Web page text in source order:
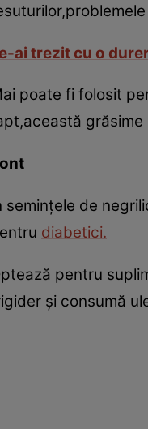
ai trezit cu o
poate fi folosit
grăsime
seminţele de
diabetici.
pentru
şi consumă